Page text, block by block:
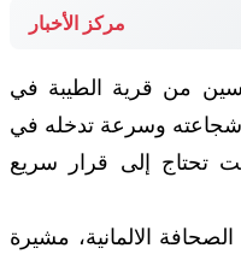
مركز الأخبار
من قرية الطيبة في
وسرعة تدخله في
تحتاج إلى قرار سريع
الالمانية، مشيرة